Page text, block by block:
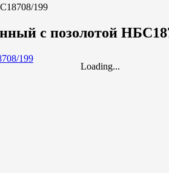
199
с позолотой
Loading...